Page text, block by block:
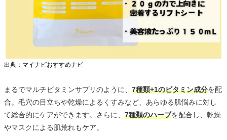
出典：マイナビおすすめナビ
まるでマルチビタミンサプリのように、 7種類+1のビタミン成分を配
合。毛穴の目立ちや乾燥によるくすみなど、あらゆる肌悩みに対し
て総合的にケアができます。さらに、 7種類のハーブを配合し、乾燥
やマスクによる肌荒れもケア。